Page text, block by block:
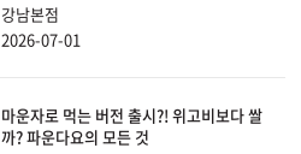
강남본점
2026-07-01
마운자로 먹는 버전 출시?! 위고비보다 쌀
까? 파운다요의 모든 것